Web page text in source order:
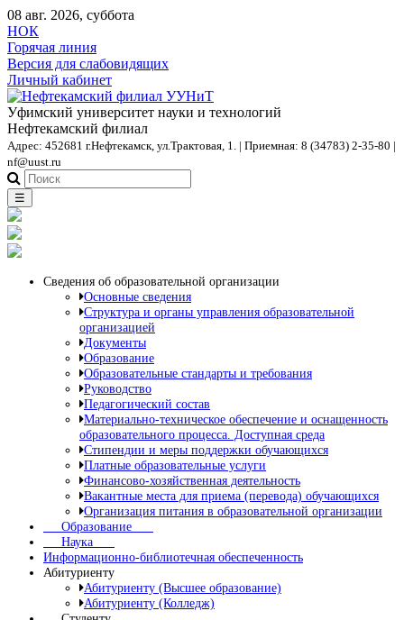
08 авг. 2026, суббота
НОК
Горячая линия
Версия для слабовидящих
Личный кабинет
Уфимский университет науки и технологий
Нефтекамский филиал
Адрес: 452681 г.Нефтекамск, ул.Трактовая, 1. | Приемная: 8 (34783) 2-35-80 |
nf@uust.ru
☰
Сведения об образовательной организации
Основные сведения
Структура и органы управления образовательной
организацией
Документы
Образование
Образовательные стандарты и требования
Руководство
Педагогический состав
Материально-техническое обеспечение и оснащенность
образовательного процесса. Доступная среда
Стипендии и меры поддержки обучающихся
Платные образовательные услуги
Финансово-хозяйственная деятельность
Вакантные места для приема (перевода) обучающихся
Организация питания в образовательной организации
Образование
Наука
Информационно-библиотечная обеспеченность
Абитуриенту
Абитуриенту (Высшее образование)
Абитуриенту (Колледж)